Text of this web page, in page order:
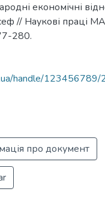
економічні
// Наукові праці
280.
handle/
про документ